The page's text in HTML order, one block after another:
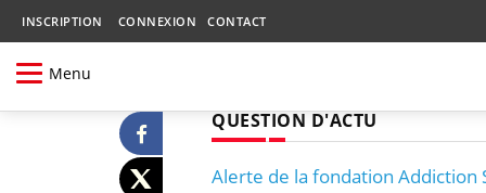
INSCRIPTION CONNEXION CONTACT
Menu
QUESTION D'ACTU
Alerte de la fondation Addiction